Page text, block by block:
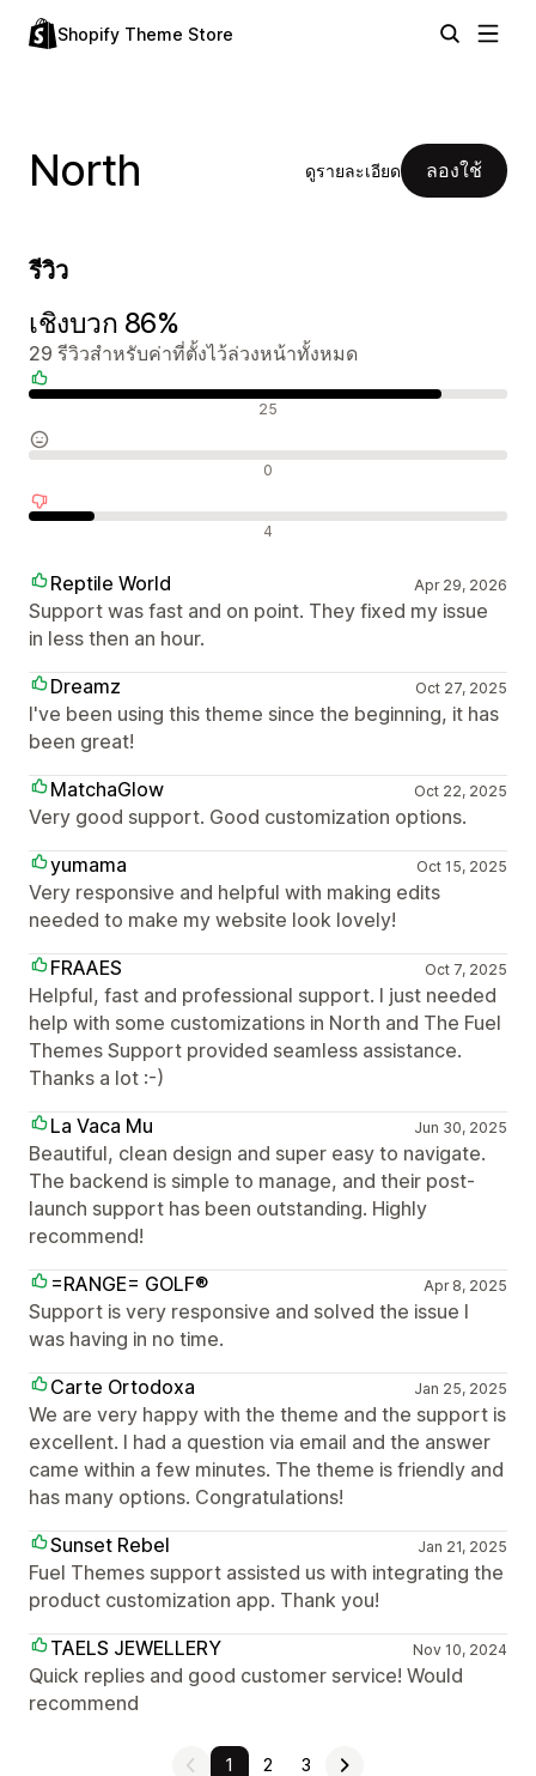
Shopify Theme Store
North ดูรายละเอียด ลองใช้
รีวิว
เชิงบวก 86%
29 รีวิวสำหรับค่าที่ตั้งไว้ล่วงหน้าทั้งหมด
25
0
4
Reptile World Apr 29, 2026
Support was fast and on point. They fixed my issue
in less then an hour.
Dreamz
Oct 27, 2025
I've been using this theme since the beginning, it has
been great!
MatchaGlow
Oct 22, 2025
Very good support. Good customization options.
yumama
Oct 15, 2025
Very responsive and helpful with making edits
needed to make my website look lovely!
FRAAES
Oct 7, 2025
Helpful, fast and professional support. I just needed
help with some customizations in North and The Fuel
Themes Support provided seamless assistance.
Thanks a lot :-)
La Vaca Mu
Jun 30, 2025
Beautiful, clean design and super easy to navigate.
The backend is simple to manage, and their post-
launch support has been outstanding. Highly
recommend!
=RANGE= GOLF®
Apr 8, 2025
Support is very responsive and solved the issue I
was having in no time.
Carte Ortodoxa
Jan 25, 2025
We are very happy with the theme and the support is
excellent. I had a question via email and the answer
came within a few minutes. The theme is friendly and
has many options. Congratulations!
Sunset Rebel
Jan 21, 2025
Fuel Themes support assisted us with integrating the
product customization app. Thank you!
TAELS JEWELLERY
Nov 10, 2024
Quick replies and good customer service! Would
recommend
1 2 3